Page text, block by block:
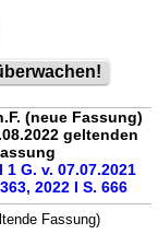
(neue Fassung)
geltenden
G. v. 07.07.2021
2022 I S. 666
Fassung)